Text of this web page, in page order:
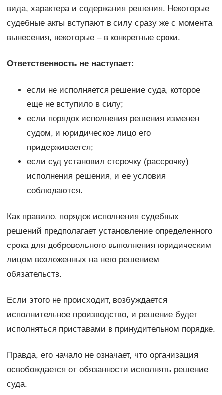
вида, характера и содержания решения. Некоторые
судебные акты вступают в силу сразу же с момента
вынесения, некоторые – в конкретные сроки.
Ответственность не наступает:
если не исполняется решение суда, которое
еще не вступило в силу;
если порядок исполнения решения изменен
судом, и юридическое лицо его
придерживается;
если суд установил отсрочку (рассрочку)
исполнения решения, и ее условия
соблюдаются.
Как правило, порядок исполнения судебных
решений предполагает установление определенного
срока для добровольного выполнения юридическим
лицом возложенных на него решением
обязательств.
Если этого не происходит, возбуждается
исполнительное производство, и решение будет
исполняться приставами в принудительном порядке.
Правда, его начало не означает, что организация
освобождается от обязанности исполнять решение
суда.